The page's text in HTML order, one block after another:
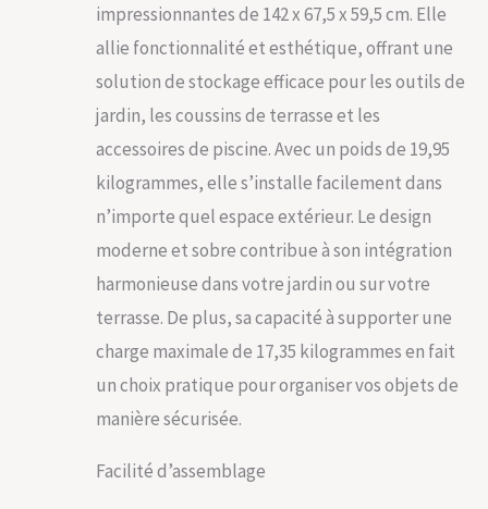
généreuse capacité
de 390 litres Durable
et peu d'entretien :
fabriquée à partir de
résine résistante aux
intempéries, cette
boîte de rangement
d'extérieur noire et
blanche protège le
contenu de l'humidité
et des dommages
causés par le soleil.
Son extérieur
résistant à la
décoloration ne
nécessite qu'un
simple nettoyage
impressionnantes de 142 x 67,5 x 59,5 cm. Elle
allie fonctionnalité et esthétique, offrant une
solution de stockage efficace pour les outils de
jardin, les coussins de terrasse et les
accessoires de piscine. Avec un poids de 19,95
kilogrammes, elle s’installe facilement dans
n’importe quel espace extérieur. Le design
moderne et sobre contribue à son intégration
harmonieuse dans votre jardin ou sur votre
terrasse. De plus, sa capacité à supporter une
charge maximale de 17,35 kilogrammes en fait
un choix pratique pour organiser vos objets de
manière sécurisée.
Facilité d’assemblage